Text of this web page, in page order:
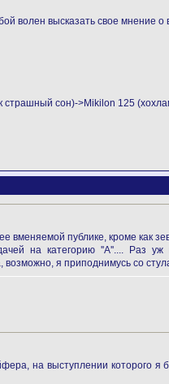
волен высказать свое мнение о
страшный сон)->Mikilon 125
публике, кроме как
на категорию ''А''.... Раз
возможно, я приподнимусь со
на выступлении которого я